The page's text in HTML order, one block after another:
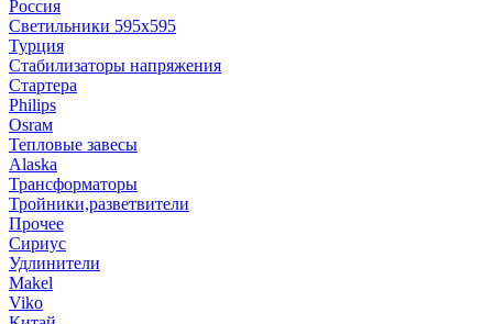
Россия
Светильники 595х595
Турция
Стабилизаторы напряжения
Стартера
Philips
Оsrам
Тепловые завесы
Alaska
Трансформаторы
Тройники,разветвители
Прочее
Сириус
Удлинители
Makel
Viko